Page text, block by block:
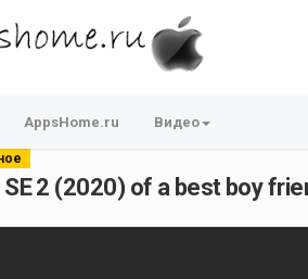
AppsHome.ru Видео
SE 2 (2020) of a best boy